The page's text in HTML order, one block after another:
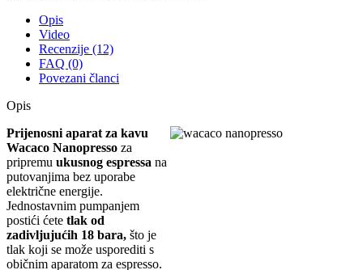
Opis
Video
Recenzije (12)
FAQ (0)
Povezani članci
Opis
Prijenosni aparat za kavu
Wacaco Nanopresso za
pripremu ukusnog espressa na
putovanjima bez uporabe
električne energije.
Jednostavnim pumpanjem
postići ćete tlak od
zadivljujućih 18 bara, što je
tlak koji se može usporediti s
običnim aparatom za espresso.